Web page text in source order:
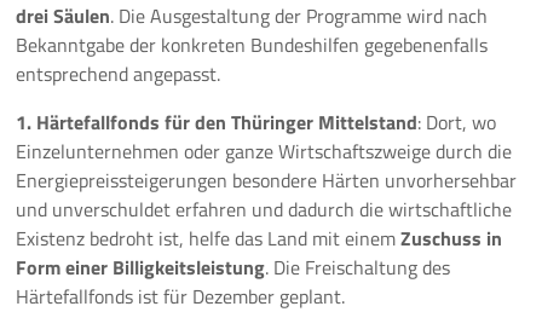
drei Säulen. Die Ausgestaltung der Programme wird nach
Bekanntgabe der konkreten Bundeshilfen gegebenenfalls
entsprechend angepasst.
1. Härtefallfonds für den Thüringer Mittelstand: Dort, wo
Einzelunternehmen oder ganze Wirtschaftszweige durch die
Energiepreissteigerungen besondere Härten unvorhersehbar
und unverschuldet erfahren und dadurch die wirtschaftliche
Existenz bedroht ist, helfe das Land mit einemZuschuss in
Form einer Billigkeitsleistung. Die Freischaltung des
Härtefallfonds ist für Dezember geplant.